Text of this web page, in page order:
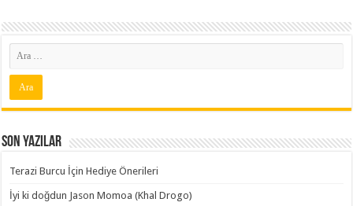
Son Yazılar
Terazi Burcu İçin Hediye Önerileri
İyi ki doğdun Jason Momoa (Khal Drogo)